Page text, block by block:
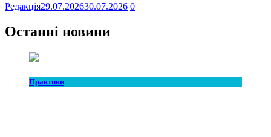
Редакція29.07.202630.07.2026 0
Останні новини
Практики